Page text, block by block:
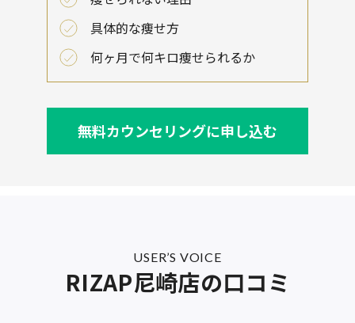
具体的な痩せ方
何ヶ月で何キロ痩せられるか
無料カウンセリングに申し込む
USER’S VOICE
RIZAP尼崎店の口コミ